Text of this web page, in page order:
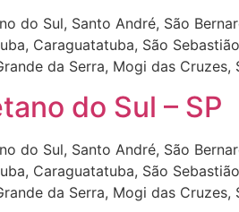
do Sul, Santo André, São
Caraguatatuba, São
da Serra, Mogi das
do Sul – SP
do Sul, Santo André, São
Caraguatatuba, São
da Serra, Mogi das